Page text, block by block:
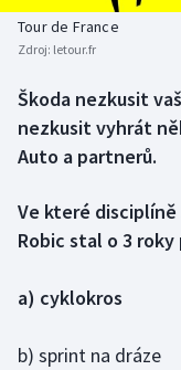
Box
Curling
Dostihy
Futsal
Golf
Gymnastika
Tour de France
Zdroj: letour.fr
Škoda nezkusit
nezkusit vyhrát
Auto a partnerů.
Ve které disciplíně
Robic stal o 3
a) cyklokros
b) sprint na dráze